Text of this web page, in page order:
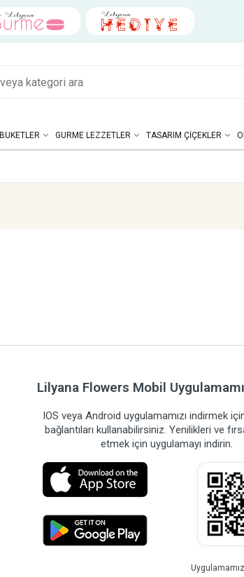
BUKETLER GURME LEZZETLER TASARIM ÇIÇEKLER
Lilyana Flowers Mobil
IOS veya Android uygulamamızı indirmek
bağlantıları kullanabilirsiniz. Yenilikleri ve
etmek için uygulamayı indirin.